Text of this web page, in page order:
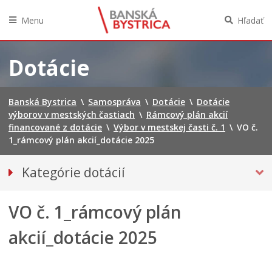
obsah
Menu Hľadať
Dotácie
Banská Bystrica \ Samospráva \ Dotácie \ Dotácie
výborov v mestských častiach \ Rámcový plán akcií
financované z dotácie \ Výbor v mestskej časti č. 1 \ VO č.
1_rámcový plán akcií_dotácie 2025
Kategórie dotácií
DOTÁCIE VÝBOROV V MESTSKÝCH ČASTIACH
Rámcový plán akcií financované z dotácie
VO č. 1_rámcový plán
akcií_dotácie 2025